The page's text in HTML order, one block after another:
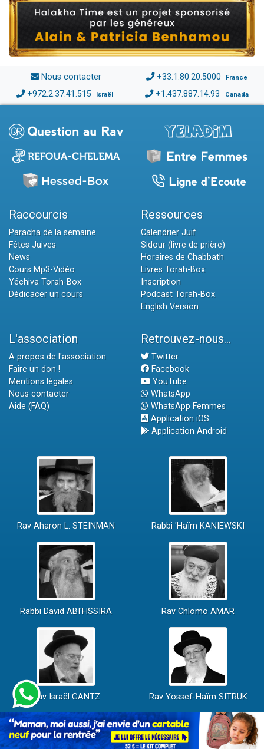
Nous contacter +33.1.80.20.5000 France
+972.2.37.41.515 Israël +1.437.887.14.93 Canada
Raccourcis
Paracha de la semaine
Fêtes Juives
News
Cours Mp3-Vidéo
Yéchiva Torah-Box
Dédicacer un cours
Ressources
Calendrier Juif
Sidour (livre de prière)
Horaires de Chabbath
Livres Torah-Box
Inscription
Podcast Torah-Box
English Version
L'association
A propos de l'association
Faire un don !
Mentions légales
Nous contacter
Aide (FAQ)
Retrouvez-nous...
Twitter
Facebook
YouTube
WhatsApp
WhatsApp Femmes
Application iOS
Application Android
Rav Aharon L. STEINMAN Rabbi 'Haïm KANIEWSKI
Rabbi David ABI'HSSIRA Rav Chlomo AMAR
Rav Israël GANTZ Rav Yossef-Haïm SITRUK